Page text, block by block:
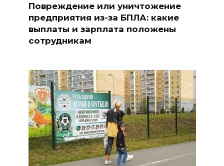
Повреждение или уничтожение
предприятия из-за БПЛА: какие
выплаты и зарплата положены
сотрудникам